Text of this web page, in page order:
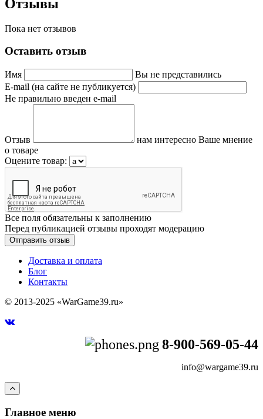
Отзывы
Пока нет отзывов
Оставить отзыв
Имя
Вы не представились
E-mail (на сайте не публикуется)
Не правильно введен e-mail
Отзыв
нам интересно Ваше мнение
о товаре
Оцените товар:
Все поля обязательны к заполнению
Перед публикацией отзывы проходят модерацию
Доставка и оплата
Блог
Контакты
© 2013-2025 «WarGame39.ru»
8-900-569-05-44
info@wargame39.ru
Главное меню